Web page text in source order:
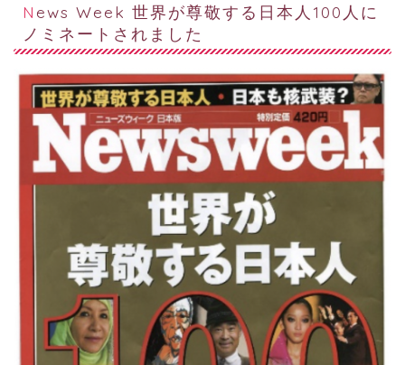
News Week 世界が尊敬する日本人100人に
ノミネートされました